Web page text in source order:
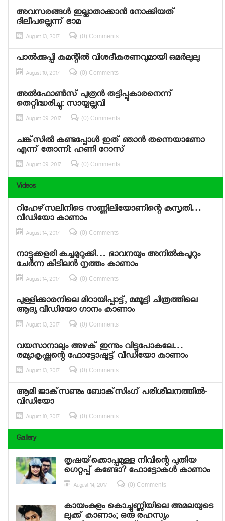
അവസരങ്ങള്‍ ഇല്ലാതാക്കാന്‍ നോക്കിയത്
ദിലീപല്ലെന്ന് ഭാമ
August 13, 2017 (0) Comments
പാല്‍ക്കുപ്പി കമന്റില്‍ വിശദീകരണവുമായി ഒമര്‍ലുലു
August 10, 2017 (0) Comments
അല്‍ഫോണ്‍സ് പുത്രന്‍ തട്ടിപ്പുകാരനെന്ന്
തെറ്റിദ്ധരിച്ചു: സായ്പല്ലവി
August 09, 2017 (0) Comments
ചങ്ക്‌സില്‍ കണ്ടപ്പോള്‍ ഇത് ഞാന്‍ തന്നെയാണോ
എന്ന് തോന്നി: ഹണി റോസ്
August 09, 2017 (0) Comments
Videos
റിഹേഴ്‌സലിനിടെ സണ്ണിലിയോണിന്റെ കുസൃതി…
വീഡിയോ കാണാം
August 14, 2017 (0) Comments
നാട്ടുക്കളരി കച്ചമുറുക്കി… ഭാവനയും അനില്‍കപൂറും
ചേര്‍ന്ന കിടിലന്‍ നൃത്തം കാണാം
August 14, 2017 (0) Comments
പുള്ളിക്കാരനിലെ മിഠായിപ്പാട്ട്, മമ്മൂട്ടി ചിത്രത്തിലെ
ആദ്യ വീഡിയോ ഗാനം കാണാം
August 13, 2017 (0) Comments
വയസാനാലും അഴക് ഇന്നും വിട്ടുപോകലേ…
രമ്യാകൃഷ്ണന്റെ ഫോട്ടോഷൂട്ട് വീഡിയോ കാണാം
August 13, 2017 (0) Comments
ആമി ജാക്‌സണും ബോക്‌സിംഗ് പരിശീലനത്തില്‍-
വിഡിയോ
August 10, 2017 (0) Comments
Gallery
തൃഷയ്‌ക്കൊപ്പമുള്ള നിവിന്റെ പുതിയ
ഗെറ്റപ്പ് കണ്ടോ? ഫോട്ടോകള്‍ കാണാം
August 14, 2017 (0) Comments
കായംകുളം കൊച്ചുണ്ണിയിലെ അമലയുടെ
ലുക്ക് കാണാം; ഒരു രഹസ്യം